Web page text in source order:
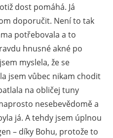
dost pomáhá. Já
doporučit. Není to tak
potřebovala a to
hnusné akné po
myslela, že se
jsem vůbec nikam chodit
na obličej tuny
nesebevědomě a
já. A tehdy jsem úplnou
– díky Bohu, protože to